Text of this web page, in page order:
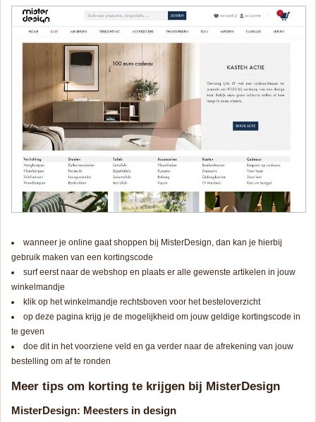
wanneer je online gaat shoppen bij MisterDesign, dan kan je hierbij
gebruik maken van een kortingscode
surf eerst naar de webshop en plaats er alle gewenste artikelen in jouw
winkelmandje
klik op het winkelmandje rechtsboven voor het besteloverzicht
op deze pagina krijg je de mogelijkheid om jouw geldige kortingscode in
te geven
doe dit in het voorziene veld en ga verder naar de afrekening van jouw
bestelling om af te ronden
Meer tips om korting te krijgen bij MisterDesign
MisterDesign: Meesters in design